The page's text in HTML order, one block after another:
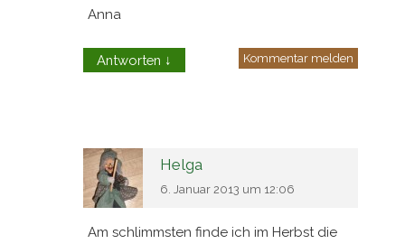
Anna
Antworten ↓ Kommentar melden
Helga
6. Januar 2013 um 12:06
Am schlimmsten finde ich im Herbst die